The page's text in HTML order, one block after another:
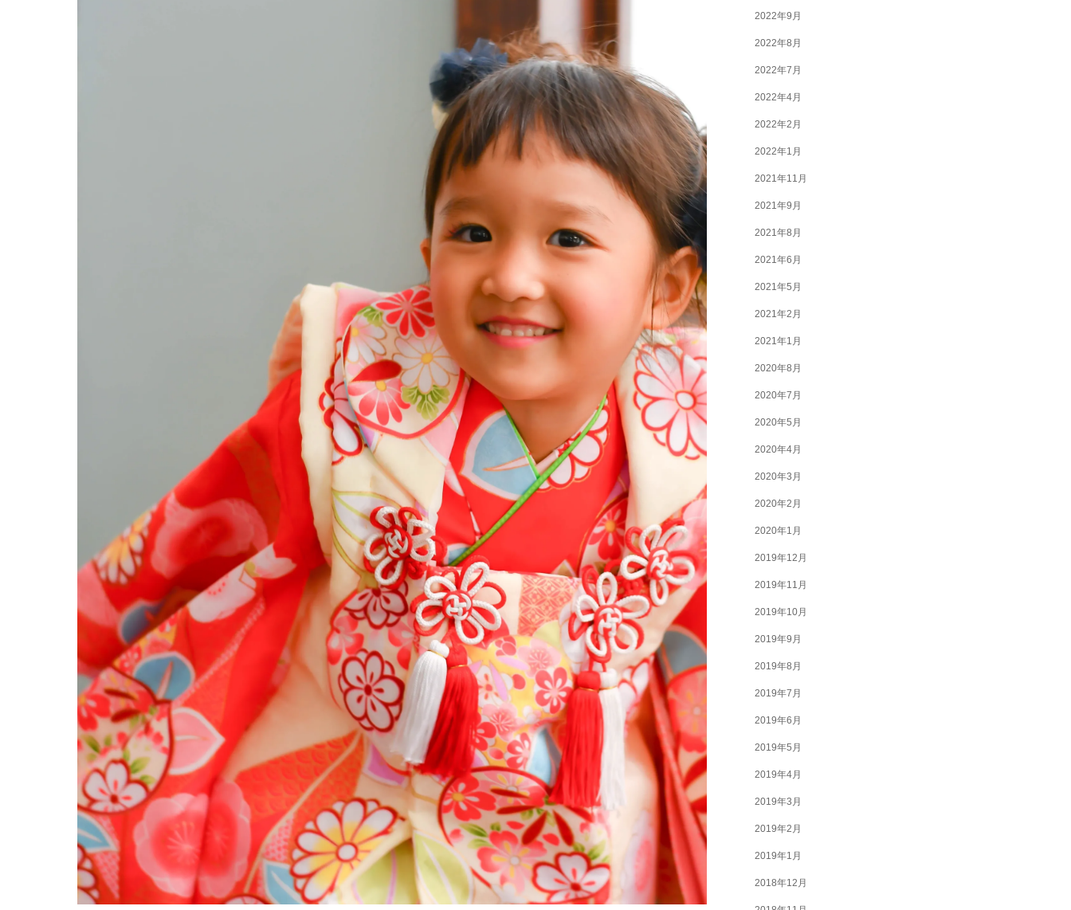
2022年9月
2022年8月
2022年7月
2022年4月
2022年2月
2022年1月
2021年11月
2021年9月
2021年8月
2021年6月
2021年5月
2021年2月
2021年1月
2020年8月
2020年7月
2020年5月
2020年4月
2020年3月
2020年2月
2020年1月
2019年12月
2019年11月
2019年10月
2019年9月
2019年8月
2019年7月
2019年6月
2019年5月
2019年4月
2019年3月
2019年2月
2019年1月
2018年12月